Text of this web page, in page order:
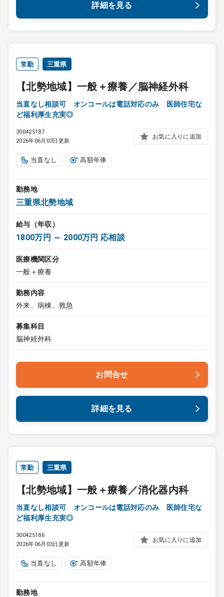
詳細を見る
常勤 三重県
【北勢地域】一般＋療養／脳神経外科
当直なし相談可 オンコールは電話対応のみ 医師住宅な
ど福利厚生充実◎
300425187
2026年06月03日更新
お気に入りに追加
当直なし 高額年俸
勤務地
三重県北勢地域
給与（年収）
1800万円 ～ 2000万円 応相談
医療機関区分
一般＋療養
勤務内容
外来、病棟、救急
募集科目
脳神経外科
お問合せ
詳細を見る
常勤 三重県
【北勢地域】一般＋療養／消化器内科
当直なし相談可 オンコールは電話対応のみ 医師住宅な
ど福利厚生充実◎
300425186
2026年06月03日更新
お気に入りに追加
当直なし 高額年俸
勤務地